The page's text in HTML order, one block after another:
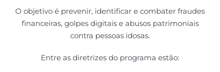
O objetivo é prevenir, identificar e combater fraudes
financeiras, golpes digitais e abusos patrimoniais
contra pessoas idosas.
Entre as diretrizes do programa estão: